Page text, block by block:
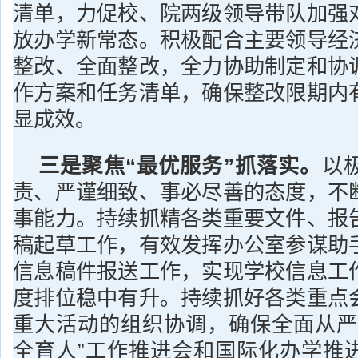
清单，力促校、院两级领导带队加强
放办学新常态。积极配合主要领导经
整改、全面整改，全力协助制定和协
作方案和任务清单，确保整改限期内
显成效。
三是聚焦“最优服务”抓落实。
以
责、严谨细致、事必尽善的态度，不
事能力。持续抓精各类重要文件、报
稿起草工作，有效发挥办公室参谋助
信息稿件报送工作，实现学校信息工
度排位稳中有升。持续抓好各类重点
重大活动的组织协调，确保全面从
全育人”工作推进会和国际化办学推